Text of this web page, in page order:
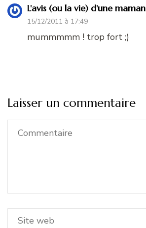
L'avis (ou la vie) d'une maman
15/12/2011 à 17:49
mummmmm ! trop fort ;)
Laisser un commentaire